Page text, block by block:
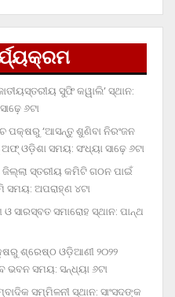
ସୁଫି କୱାଲି’ ସ୍ଥାନ:
୬ଟା
ପକ୍ଷରୁ ‘ଆସନ୍ତୁ ଶୁଣିବା ନିରଂଜନ
ଓଡ଼ିଶା ସମୟ: ସଂଧ୍ୟା ସାଢ଼େ ୬ଟା
ଜିଲ୍ଲା ସ୍ତରୀୟ କମିଟି ଗଠନ ପାଇଁ
ସମୟ: ଅପରାହ୍‌ଣ ୪ଟା
ସାରସ୍ବତ ସମାରୋହ ସ୍ଥାନ: ପାନ୍ଥ
ଶ୍ରେଷ୍ଠ ଓଡ଼ିଆଣୀ ୨୦୨୨
ଭବନ ସମୟ: ସନ୍ଧ୍ୟା ୬ଟା
ସମ୍ମିଳନୀ ସ୍ଥାନ: ସାଂସଦଙ୍କ